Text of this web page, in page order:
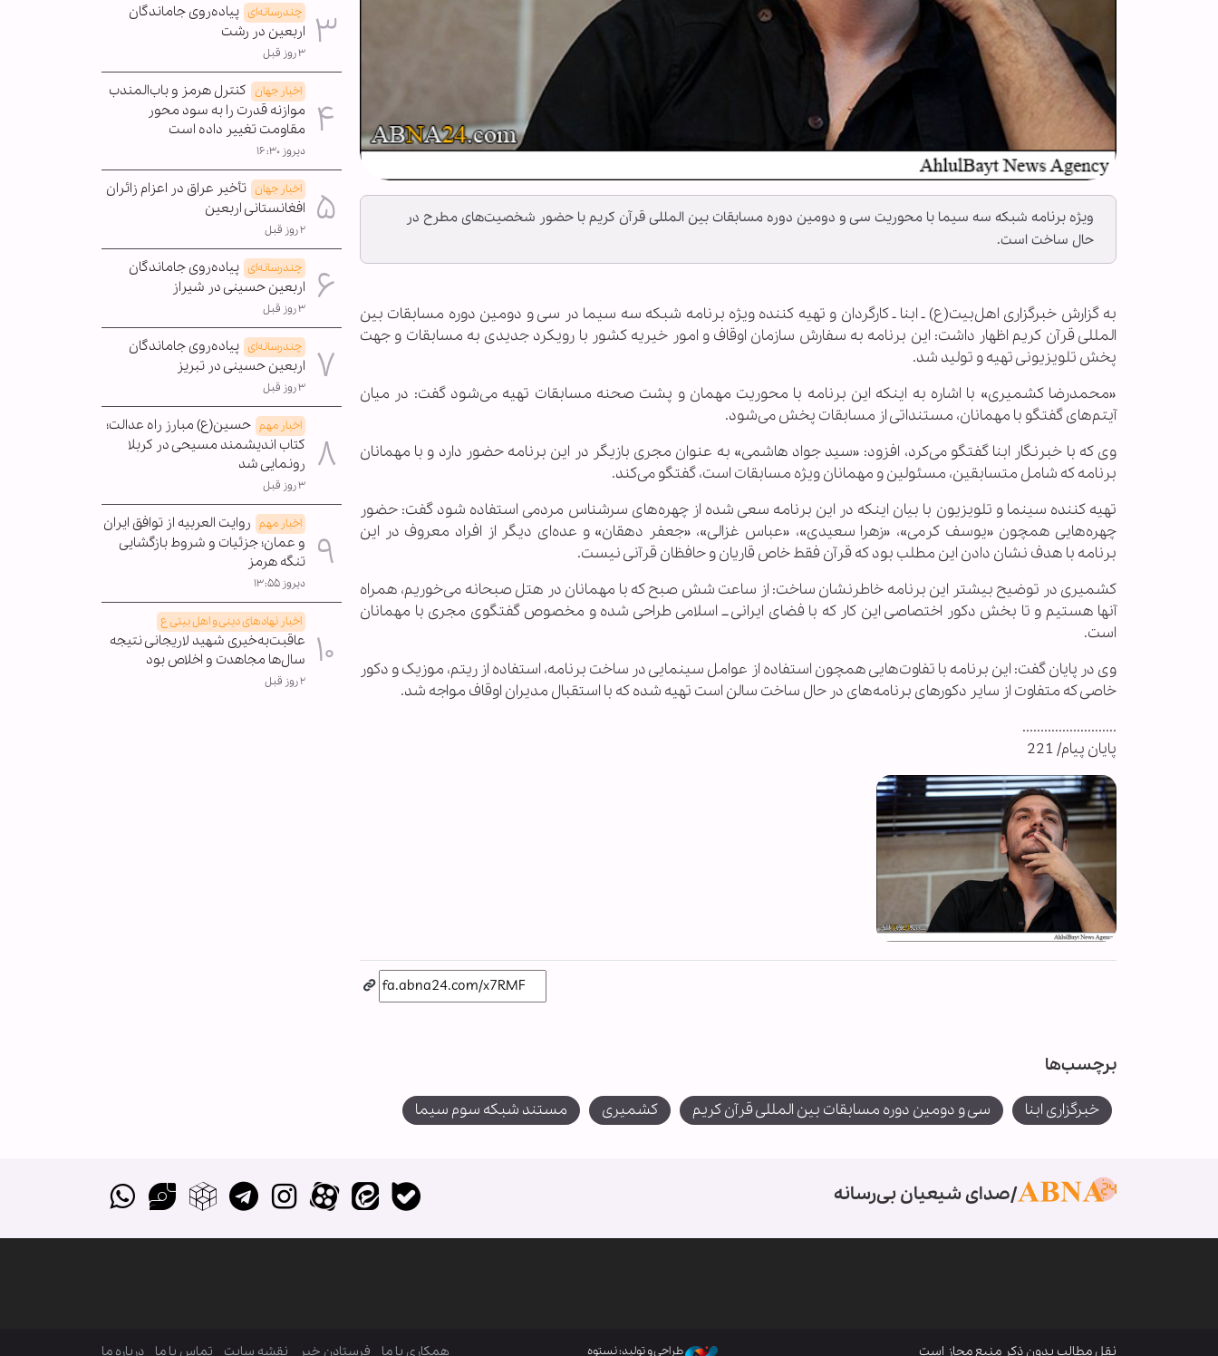
ویژه برنامه شبکه سه سیما با محوریت سی و دومین دوره مسابقات بین المللی قرآن کریم با حضور شخصیت‌های مطرح در
حال ساخت است.
به گزارش خبرگزاری اهل‌بیت(ع) ـ ابنا ـ کارگردان و تهیه کننده ویژه برنامه شبکه سه سیما در سی و دومین دوره مسابقات بین
المللی قرآن کریم اظهار داشت: این برنامه به سفارش سازمان اوقاف و امور خیریه کشور با رویکرد جدیدی به مسابقات و جهت
پخش تلویزیونی تهیه و تولید شد.
«محمدرضا کشمیری» با اشاره به اینکه این برنامه با محوریت مهمان و پشت صحنه مسابقات تهیه می‌شود گفت: در میان
آیتم‌های گفتگو با مهمانان، مستنداتی از مسابقات پخش می‌شود.
وی که با خبرنگار ابنا گفتگو می‌کرد، افزود: «سید جواد هاشمی» به عنوان مجری بازیگر در این برنامه حضور دارد و با مهمانان
برنامه که شامل متسابقین، مسئولین و مهمانان ویژه مسابقات است، گفتگو می‌کند.
تهیه کننده سینما و تلویزیون با بیان اینکه در این برنامه سعی شده از چهره‌های سرشناس مردمی استفاده شود گفت: حضور
چهره‌هایی همچون «یوسف کرمی»، «زهرا سعیدی»، «عباس غزالی»، «جعفر دهقان» و عده‌ای دیگر از افراد معروف در این
برنامه با هدف نشان دادن این مطلب بود که قرآن فقط خاص قاریان و حافظان قرآنی نیست.
کشمیری در توضیح بیشتر این برنامه خاطرنشان ساخت: از ساعت شش صبح که با مهمانان در هتل صبحانه می‌خوریم، همراه
آنها هستیم و تا بخش دکور اختصاصی این کار که با فضای ایرانی ــ اسلامی طراحی شده و مخصوص گفتگوی مجری با مهمانان
است.
وی در پایان گفت: این برنامه با تفاوت‌هایی همچون استفاده از عوامل سینمایی در ساخت برنامه، استفاده از ریتم، موزیک و دکور
خاصی که متفاوت از سایر دکورهای برنامه‌های در حال ساخت سالن است تهیه شده که با استقبال مدیران اوقاف مواجه شد.
..........................
پایان پیام/ 221
برچسب‌ها
خبرگزاری ابنا سی و دومین دوره مسابقات بین المللی قرآن کریم کشمیری مستند شبکه سوم سیما
چندرسانه‌ای پیاده‌روی جاماندگان
اربعین در رشت
۳ روز قبل
اخبار جهان کنترل هرمز و باب‌المندب
موازنه قدرت را به سود محور
مقاومت تغییر داده است
دیروز ۱۶:۳۰
اخبار جهان تأخیر عراق در اعزام زائران
افغانستانی اربعین
۲ روز قبل
چندرسانه‌ای پیاده‌روی جاماندگان
اربعین حسینی در شیراز
۳ روز قبل
چندرسانه‌ای پیاده‌روی جاماندگان
اربعین حسینی در تبریز
۳ روز قبل
اخبار مهم حسین(ع) مبارز راه عدالت؛
کتاب اندیشمند مسیحی در کربلا
رونمایی شد
۳ روز قبل
اخبار مهم روایت العربیه از توافق ایران
و عمان؛ جزئیات و شروط بازگشایی
تنگه هرمز
دیروز ۱۳:۵۵
اخبار نهادهای دینی و اهل بیتی ع
عاقبت‌به‌خیری شهید لاریجانی نتیجه
سال‌ها مجاهدت و اخلاص بود
۲ روز قبل
صدای شیعیان بی‌رسانه
نقل مطالب بدون ذکر منبع مجاز است طراحی و تولید: نستوه همکاری با ما فرستادن خبر نقشه سایت تماس با ما درباره ما